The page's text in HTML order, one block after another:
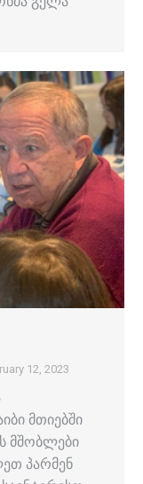
12, 2023
მთიებში
მშობლები
პარმენ